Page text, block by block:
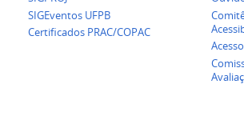
SIGEventos UFPB
Certificados PRAC/COPAC